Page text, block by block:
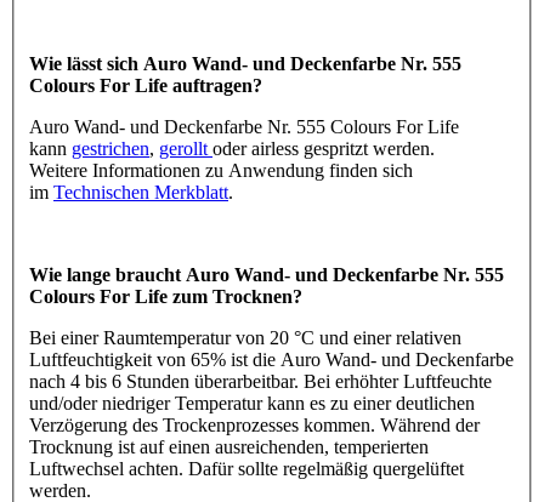
Wie lässt sich Auro Wand- und Deckenfarbe Nr. 555
Colours For Life auftragen?
Auro Wand- und Deckenfarbe Nr. 555 Colours For Life
kann gestrichen, gerollt oder airless gespritzt werden.
Weitere Informationen zu Anwendung finden sich
im Technischen Merkblatt.
Wie lange braucht Auro Wand- und Deckenfarbe Nr. 555
Colours For Life zum Trocknen?
Bei einer Raumtemperatur von 20 °C und einer relativen
Luftfeuchtigkeit von 65% ist die Auro Wand- und Deckenfarbe
nach 4 bis 6 Stunden überarbeitbar. Bei erhöhter Luftfeuchte
und/oder niedriger Temperatur kann es zu einer deutlichen
Verzögerung des Trockenprozesses kommen. Während der
Trocknung ist auf einen ausreichenden, temperierten
Luftwechsel achten. Dafür sollte regelmäßig quergelüftet
werden.